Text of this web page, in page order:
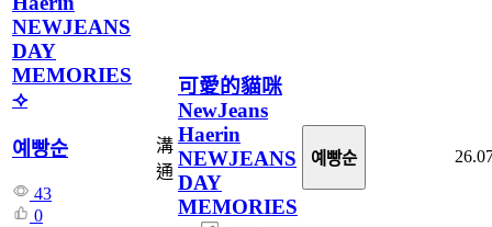
NEWJEANS
DAY
MEMORIES
⟢
예빵순
43
0
溝
通
可愛的貓咪
NewJeans
Haerin
NEWJEANS
DAY
MEMORIES
예빵순